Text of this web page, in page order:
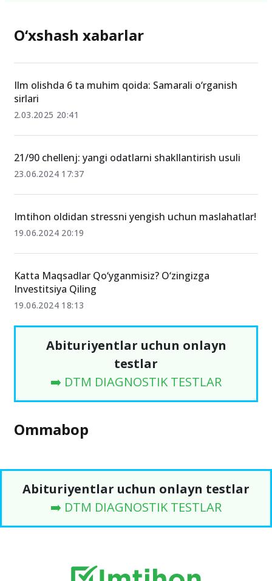
O‘xshash xabarlar
Ilm olishda 6 ta muhim qoida: Samarali o‘rganish
sirlari
2.03.2025 20:41
21/90 chellenj: yangi odatlarni shakllantirish usuli
23.06.2024 17:37
Imtihon oldidan stressni yengish uchun maslahatlar!
19.06.2024 20:19
Katta Maqsadlar Qo‘yganmisiz? O‘zingizga
Investitsiya Qiling
19.06.2024 18:13
Abituriyentlar uchun onlayn
testlar
➡️ DTM DIAGNOSTIK TESTLAR
Ommabop
Abituriyentlar uchun onlayn testlar
➡️ DTM DIAGNOSTIK TESTLAR